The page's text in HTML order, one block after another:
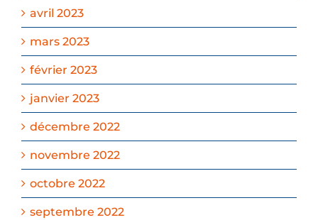
avril 2023
mars 2023
février 2023
janvier 2023
décembre 2022
novembre 2022
octobre 2022
septembre 2022